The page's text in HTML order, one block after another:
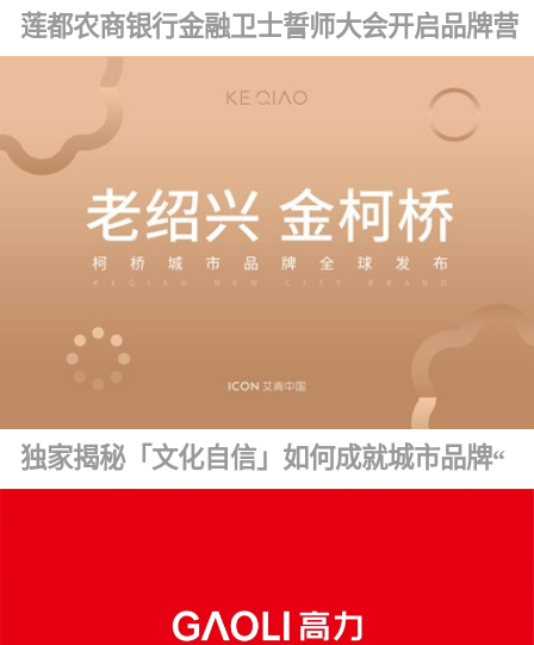
莲都农商银行金融卫士誓师大会开启品牌营销新篇章